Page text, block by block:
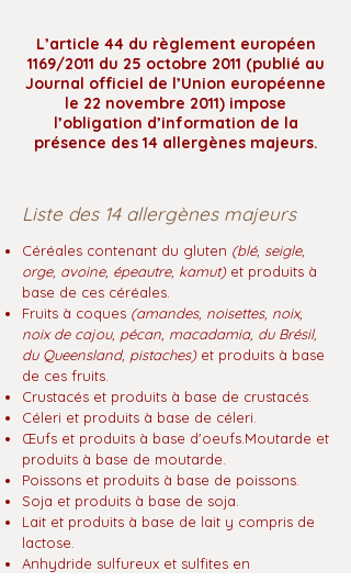
L’article 44 du règlement européen
1169/2011 du 25 octobre 2011 (publié au
Journal officiel de l’Union européenne
le 22 novembre 2011) impose
l’obligation d’information de la
présence des 14 allergènes majeurs.
Liste des 14 allergènes majeurs
Céréales contenant du gluten (blé, seigle,
orge, avoine, épeautre, kamut)et produits à
base de ces céréales.
Fruits à coques (amandes, noisettes, noix,
noix de cajou, pécan, macadamia, du Brésil,
du Queensland, pistaches) et produits à base
de ces fruits.
Crustacés et produits à base de crustacés.
Céleri et produits à base de céleri.
Œufs et produits à base d'oeufs.Moutarde et
produits à base de moutarde.
Poissons et produits à base de poissons.
Soja et produits à base de soja.
Lait et produits à base de lait y compris de
lactose.
Anhydride sulfureux et sulfites en